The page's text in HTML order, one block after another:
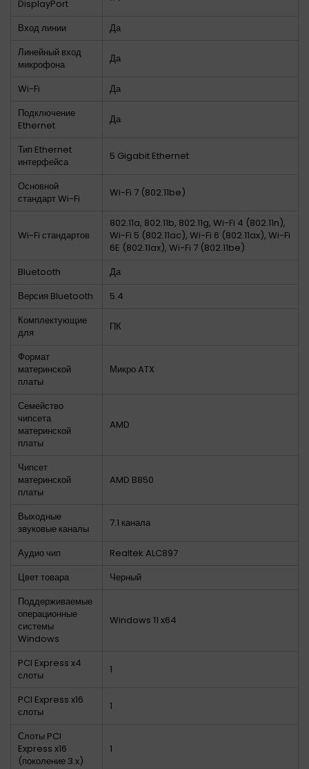
DisplayPort
Вход линии
Да
Линейный вход
микрофона
Да
Wi-Fi
Да
Подключение
Ethernet
Да
Тип Ethernet
интерфейса
5 Gigabit Ethernet
Основной
стандарт Wi-Fi
Wi-Fi 7 (802.11be)
Wi-Fi стандартов
802.11a, 802.11b, 802.11g, Wi-Fi 4 (802.11n),
Wi-Fi 5 (802.11ac), Wi-Fi 6 (802.11ax), Wi-Fi
6E (802.11ax), Wi-Fi 7 (802.11be)
Bluetooth
Да
Версия Bluetooth
5.4
Комплектующие
для
ПК
Формат
материнской
платы
Микро ATX
Семейство
чипсета
материнской
платы
AMD
Чипсет
материнской
платы
AMD B850
Выходные
звуковые каналы
7.1 канала
Аудио чип
Realtek ALC897
Цвет товара
Черный
Поддерживаемые
операционные
системы
Windows
Windows 11 x64
PCI Express x4
слоты
1
PCI Express x16
слоты
1
Слоты PCI
Express x16
(поколение 3.x)
1